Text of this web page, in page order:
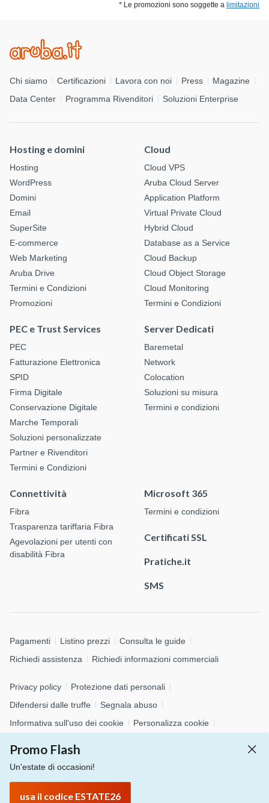
* Le promozioni sono soggette a limitazioni
Promo Flash
Un'estate di occasioni!
usa il codice ESTATE26
Chi siamo Certificazioni Lavora con noi Press
Magazine
Data Center
Programma Rivenditori Soluzioni Enterprise
Hosting e domini
Hosting
WordPress
Domini
Email
SuperSite
E-commerce
Web Marketing
Aruba Drive
Termini e Condizioni
Promozioni
Cloud
Cloud VPS
Aruba Cloud Server
Application Platform
Virtual Private Cloud
Hybrid Cloud
Database as a Service
Cloud Backup
Cloud Object Storage
Cloud Monitoring
Termini e Condizioni
PEC e Trust Services
PEC
Fatturazione Elettronica
SPID
Firma Digitale
Conservazione Digitale
Marche Temporali
Soluzioni personalizzate
Partner e Rivenditori
Termini e Condizioni
Server Dedicati
Baremetal
Network
Colocation
Soluzioni su misura
Termini e condizioni
Connettività
Fibra
Trasparenza tariffaria Fibra
Agevolazioni per utenti con
disabilità Fibra
Microsoft 365
Termini e condizioni
Certificati SSL
Pratiche.it
SMS
Pagamenti Listino prezzi
Consulta le guide
Richiedi assistenza
Richiedi informazioni commerciali
Privacy policy
Protezione dati personali
Difendersi dalle truffe
Segnala abuso
Informativa sull'uso dei cookie
Personalizza cookie
© 2026 Aruba S.p.A. - via San Clemente, 53 - 24036 Ponte San
Pietro (BG)
P.IVA 01573850516 - C.F. 04552920482 - C.S. € 4.000.000,00 i.v.